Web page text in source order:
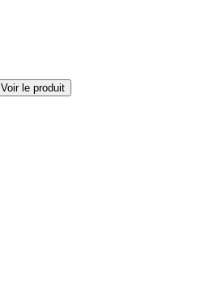
Voir le produit